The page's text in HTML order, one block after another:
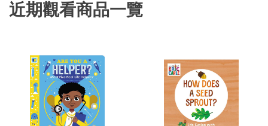
近期觀看商品一覽